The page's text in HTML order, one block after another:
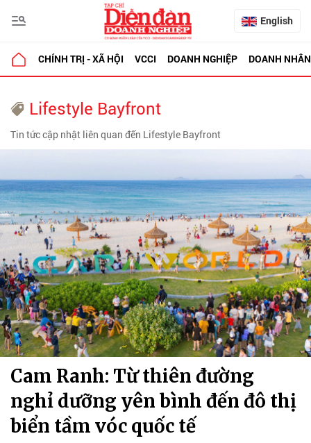
English
CHÍNH TRỊ - XÃ HỘI VCCI DOANH NGHIỆP DOANH NHÂN
Lifestyle Bayfront
Tin tức cập nhật liên quan đến Lifestyle Bayfront
Cam Ranh: Từ thiên đường
nghỉ dưỡng yên bình đến đô thị
biển tầm vóc quốc tế